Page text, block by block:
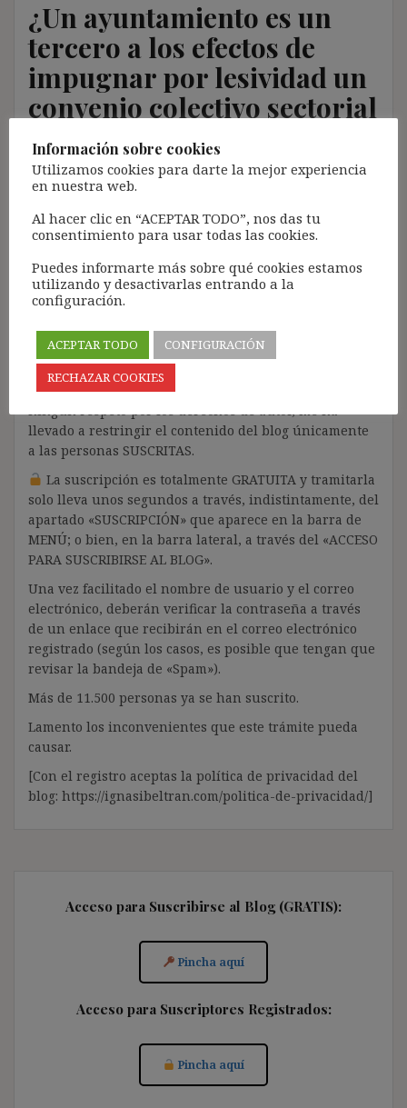
¿Un ayuntamiento es un
tercero a los efectos de
impugnar por lesividad un
convenio colectivo sectorial
aplicable a una sociedad
mercantil local de su
titularidad?
3 marzo, 2020 ibdehere Comentarios Jurisprudencia
Nota:
El propósito de este blog es compartir contenido de
La proliferación de empresas que utilizan la
Inteligencia Artificial Generativa (IAG) con ánimo de
lucro y que se apropian del contenido de terceros sin
llevado a restringir el contenido del blog únicamente
a las personas SUSCRITAS.
La suscripción es totalmente GRATUITA y tramitarla
solo lleva unos segundos a través, indistintamente, del
apartado «SUSCRIPCIÓN» que aparece en la barra de
MENÚ; o bien, en la barra lateral, a través del «ACCESO
PARA SUSCRIBIRSE AL BLOG».
Una vez facilitado el nombre de usuario y el correo
electrónico, deberán verificar la contraseña a través
de un enlace que recibirán en el correo electrónico
registrado (según los casos, es posible que tengan que
revisar la bandeja de «Spam»).
Más de 11.500 personas ya se han suscrito.
Lamento los inconvenientes que este trámite pueda
causar.
[Con el registro aceptas la política de privacidad del
blog: https://ignasibeltran.com/politica-de-privacidad/]
Acceso para Suscribirse al Blog (GRATIS):
Pincha aquí
Acceso para Suscriptores Registrados:
Pincha aquí
Información sobre cookies
Utilizamos cookies para darte la mejor experiencia
en nuestra web.
Al hacer clic en “ACEPTAR TODO”, nos das tu
consentimiento para usar todas las cookies.
Puedes informarte más sobre qué cookies estamos
utilizando y desactivarlas entrando a la
configuración.
ACEPTAR TODO
CONFIGURACIÓN
RECHAZAR COOKIES